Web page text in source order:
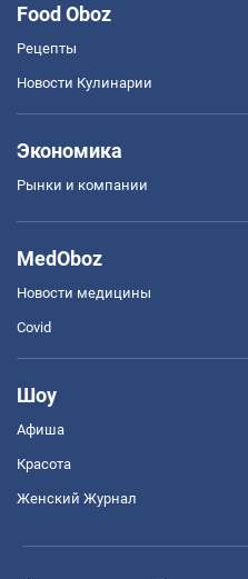
Food Oboz
Рецепты
Новости Кулинарии
Экономика
Рынки и компании
MedOboz
Новости медицины
Covid
Шоу
Афиша
Красота
Женский Журнал